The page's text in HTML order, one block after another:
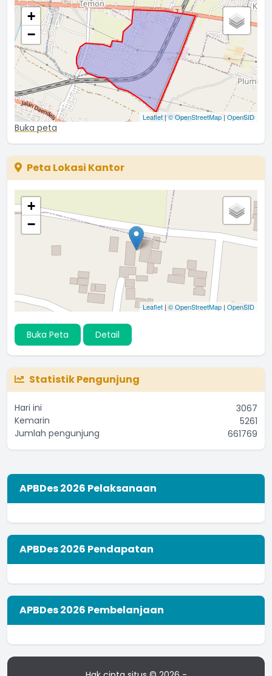
+
−
Leaflet|© OpenStreetMap|OpenSID
Buka peta
Peta Lokasi Kantor
+
−
Leaflet | © OpenStreetMap | OpenSID
Buka Peta Detail
Statistik Pengunjung
Hari ini
3067
Kemarin
5261
Jumlah pengunjung
661769
APBDes 2026 Pelaksanaan
APBDes 2026 Pendapatan
APBDes 2026 Pembelanjaan